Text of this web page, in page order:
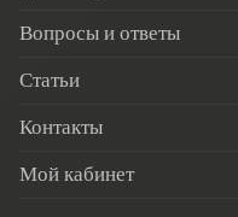
Вопросы и ответы
Статьи
Контакты
Мой кабинет